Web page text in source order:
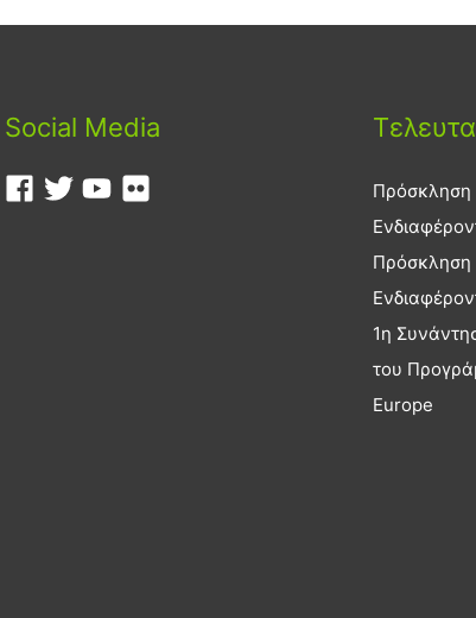
Social Media
1η
του
Europe